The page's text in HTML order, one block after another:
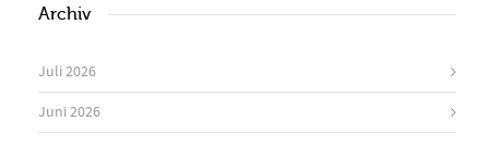
Archiv
Juli 2026
Juni 2026